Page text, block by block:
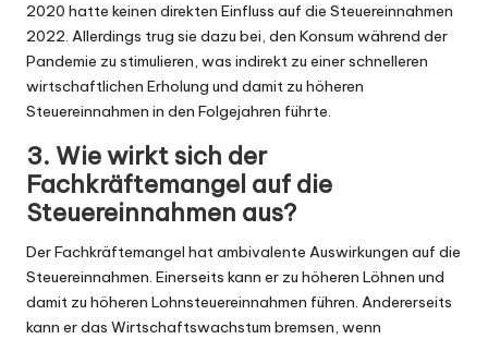
2020 hatte keinen direkten Einfluss auf die Steuereinnahmen
2022. Allerdings trug sie dazu bei, den Konsum während der
Pandemie zu stimulieren, was indirekt zu einer schnelleren
wirtschaftlichen Erholung und damit zu höheren
Steuereinnahmen in den Folgejahren führte.
3. Wie wirkt sich der
Fachkräftemangel auf die
Steuereinnahmen aus?
Der Fachkräftemangel hat ambivalente Auswirkungen auf die
Steuereinnahmen. Einerseits kann er zu höheren Löhnen und
damit zu höheren Lohnsteuereinnahmen führen. Andererseits
kann er das Wirtschaftswachstum bremsen, wenn